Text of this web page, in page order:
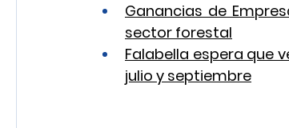
Ganancias de
sector forestal
Falabella espera que
julio y septiembre